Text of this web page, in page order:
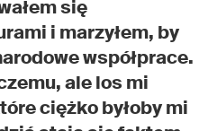
się
i marzyłem, by
współprace.
ale los mi
ciężko byłoby mi